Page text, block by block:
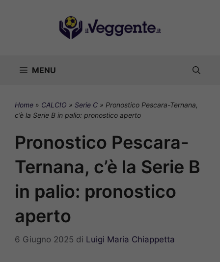
MENU
Home » CALCIO » Serie C » Pronostico Pescara-Ternana,
c’è la Serie B in palio: pronostico aperto
Pronostico Pescara-
Ternana, c’è la Serie B
in palio: pronostico
aperto
6 Giugno 2025 di Luigi Maria Chiappetta